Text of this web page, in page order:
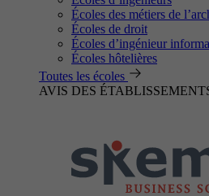
Écoles des métiers de
Écoles de droit
Écoles d’ingénieur
Écoles hôtelières
Toutes les écoles
AVIS DES